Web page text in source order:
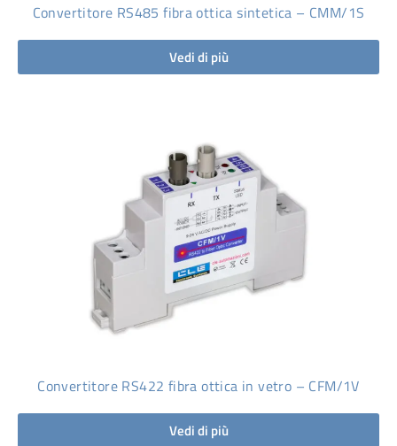
Convertitore RS485 fibra ottica sintetica – CMM/1S
Vedi di più
Convertitore RS422 fibra ottica in vetro – CFM/1V
Vedi di più